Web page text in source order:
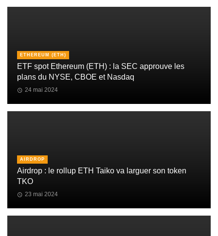
ETHEREUM (ETH)
ETF spot Ethereum (ETH) : la SEC approuve les
plans du NYSE, CBOE et Nasdaq
24 mai 2024
AIRDROP
Airdrop : le rollup ETH Taiko va larguer son token
TKO
23 mai 2024